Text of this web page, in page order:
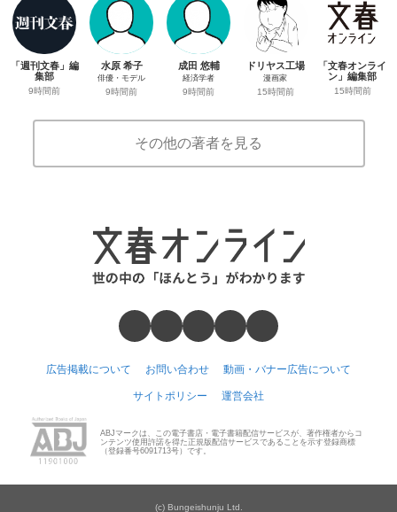
「週刊文春」編
集部
9時間前
水原 希子
俳優・モデル
9時間前
成田 悠輔
経済学者
9時間前
ドリヤス工場
漫画家
15時間前
「文春オンライ
ン」編集部
15時間前
その他の著者を見る
広告掲載について お問い合わせ 動画・バナー広告について
サイトポリシー 運営会社
ABJマークは、この電子書店・電子書籍配信サービスが、著作権者からコ
ンテンツ使用許諾を得た正規版配信サービスであることを示す登録商標
（登録番号6091713号）です。
(c) Bungeishunju Ltd.